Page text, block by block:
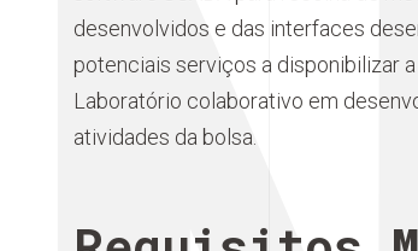
desenvolvidos e das interfaces
potenciais serviços a disponibilizar
Laboratório colaborativo em
atividades da bolsa.